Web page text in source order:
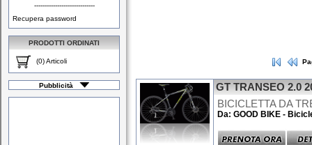
-----------------------------
Recupera password
PRODOTTI ORDINATI
(0) Articoli
Pubblicità
GT TRANSEO 2.0
BICICLETTA DA
Da: GOOD BIKE -